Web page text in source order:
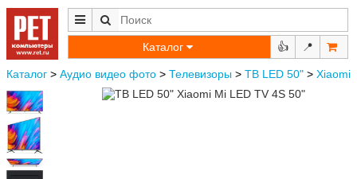
Каталог 👍 📍
Каталог > Аудио видео фото > Телевизоры > ТВ LED 50" > Xiaomi